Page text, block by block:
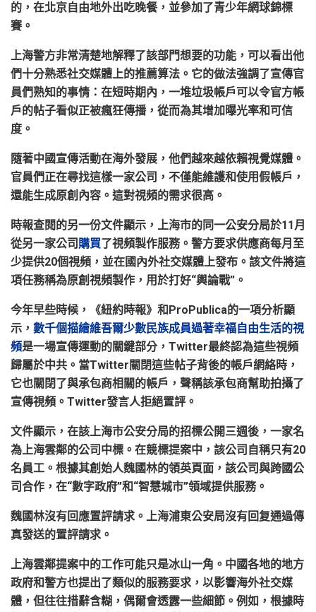
的，在北京自由地外出吃晚餐，並參加了青少年網球錦標
賽。
上海警方非常清楚地解釋了該部門想要的功能，可以看出他
們十分熟悉社交媒體上的推薦算法 。它的做法強調了宣傳官
員們熟知的事情：在短時期內，一堆垃圾帳戶可以令官方帳
戶的帖子看似正被瘋狂傳播，從而為其增加曝光率和可信
度。
隨著中國宣傳活動在海外發展，他們越來越依賴視覺媒體。
官員們正在尋找這樣一家公司， 不僅能維護和使用假帳戶，
還能生成原創內容。 這對視頻的需求很高。
時報查閱的另一份文件顯示，上海市的同一公安分局於11 月
從另一家公司 購買了視頻製作服務。警方要求供應商每月至
少提供20個視頻，並在國內外社交媒體上發布。該文件將這
項任務稱為原創視頻製作，用於打好“輿論戰” 。
今年早些時候，《紐約時報》和 ProPublica的一項分析顯
示， 數千個描繪維吾爾少數民族成員過著幸福自由生活的視
頻是一場宣傳運動的關鍵部分， Twitter最終認為這些視頻
歸屬於中共。當Twitter 關閉這些帖子背後的帳戶網絡時，
它也關閉了與承包商相關的帳戶，聲稱該承包商幫助拍攝了
宣傳視頻。 Twitter發言人拒絕置評。
文件顯示，在該上海市公安分局的招標公開三週後，一家名
為上海雲鄰的公司中標。在競標提案中，該公司自稱只有20
名員工。根據其創始人魏國林的領英頁面，該公司與跨國公
司合作，在“數字政府”和“智慧城市”領域提供服務。
魏國林沒有回應置評請求。上海浦東公安局沒有回复通過傳
真發送的置評請求。
上海雲鄰提案中的工作可能只是冰山一角。中國各地的地方
政府和警方也提出了類似的服務要求，以影響海外社交媒
體，但往往措辭含糊，偶爾會透露一些細節。例如，根據時